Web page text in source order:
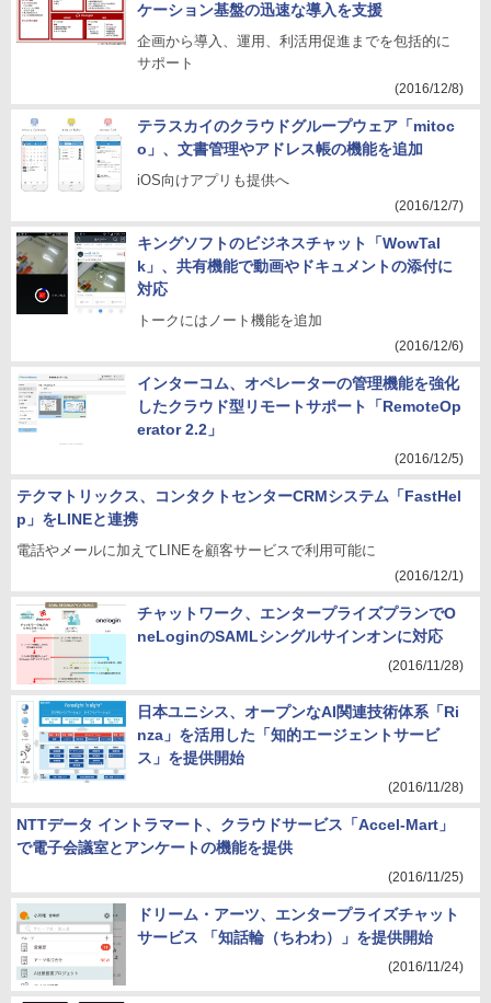
ケーション基盤の迅速な導入を支援
企画から導入、運用、利活用促進までを包括的に
サポート
(2016/12/8)
テラスカイのクラウドグループウェア「mitoc
o」、文書管理やアドレス帳の機能を追加
iOS向けアプリも提供へ
(2016/12/7)
キングソフトのビジネスチャット「WowTal
k」、共有機能で動画やドキュメントの添付に
対応
トークにはノート機能を追加
(2016/12/6)
インターコム、オペレーターの管理機能を強化
したクラウド型リモートサポート「RemoteOp
erator 2.2」
(2016/12/5)
テクマトリックス、コンタクトセンターCRMシステム「FastHel
p」をLINEと連携
電話やメールに加えてLINEを顧客サービスで利用可能に
(2016/12/1)
チャットワーク、エンタープライズプランでO
neLoginのSAMLシングルサインオンに対応
(2016/11/28)
日本ユニシス、オープンなAI関連技術体系「Ri
nza」を活用した「知的エージェントサービ
ス」を提供開始
(2016/11/28)
NTTデータ イントラマート、クラウドサービス「Accel-Mart」
で電子会議室とアンケートの機能を提供
(2016/11/25)
ドリーム・アーツ、エンタープライズチャット
サービス 「知話輪（ちわわ）」を提供開始
(2016/11/24)